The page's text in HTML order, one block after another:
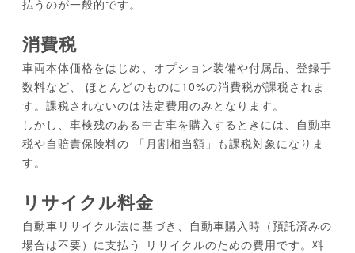
払うのが一般的です。
消費税
車両本体価格をはじめ、オプション装備や付属品、登録手
数料など、 ほとんどのものに10%の消費税が課税されま
す。課税されないのは法定費用のみとなります。
しかし、車検残のある中古車を購入するときには、自動車
税や自賠責保険料の 「月割相当額」も課税対象になりま
す。
リサイクル料金
自動車リサイクル法に基づき、自動車購入時（預託済みの
場合は不要）に支払う リサイクルのための費用です。料